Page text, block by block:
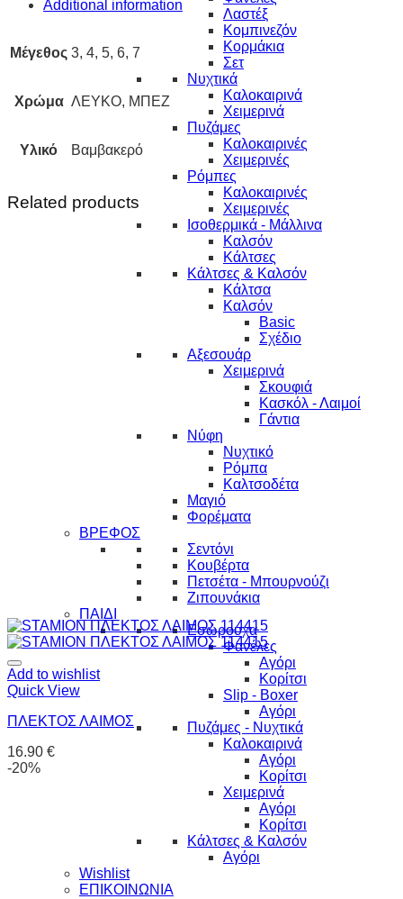
Λαστέξ
Κομπινεζόν
Κορμάκια
Σετ
Νυχτικά
Καλοκαιρινά
Χειμερινά
Πυζάμες
Καλοκαιρινές
Χειμερινές
Ρόμπες
Καλοκαιρινές
Χειμερινές
Ισοθερμικά - Μάλλινα
Καλσόν
Κάλτσες
Κάλτσες & Καλσόν
Κάλτσα
Καλσόν
Basic
Σχέδιο
Αξεσουάρ
Χειμερινά
Σκουφιά
Κασκόλ - Λαιμοί
Γάντια
Νύφη
Νυχτικό
Ρόμπα
Καλτσοδέτα
Μαγιό
Φορέματα
ΒΡΕΦΟΣ
Σεντόνι
Κουβέρτα
Πετσέτα - Μπουρνούζι
Ζιπουνάκια
ΠΑΙΔΙ
Εσώρουχα
Φανέλες
Αγόρι
Κορίτσι
Slip - Boxer
Αγόρι
Πυζάμες - Νυχτικά
Καλοκαιρινά
Αγόρι
Κορίτσι
Χειμερινά
Αγόρι
Κορίτσι
Κάλτσες & Καλσόν
Αγόρι
Wishlist
ΕΠΙΚΟΙΝΩΝΙΑ
Additional information
Μέγεθος 3, 4, 5, 6, 7
Χρώμα ΛΕΥΚΟ, ΜΠΕΖ
Υλικό Βαμβακερό
Related products
Add to wishlist
Quick View
ΠΛΕΚΤΟΣ ΛΑΙΜΟΣ
16.90 €
-20%